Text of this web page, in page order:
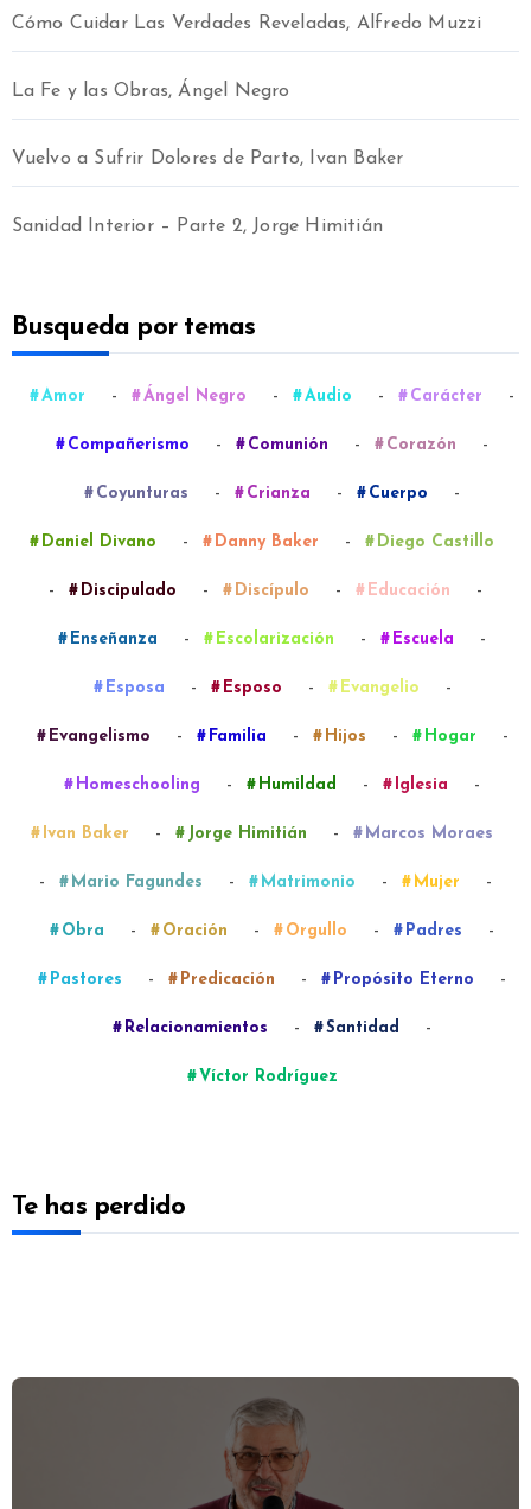
Cómo Cuidar Las Verdades Reveladas, Alfredo Muzzi
La Fe y las Obras, Ángel Negro
Vuelvo a Sufrir Dolores de Parto, Ivan Baker
Sanidad Interior – Parte 2, Jorge Himitián
Busqueda por temas
Amor - Ángel Negro - Audio - Carácter -
Compañerismo - Comunión - Corazón -
Coyunturas - Crianza - Cuerpo -
Daniel Divano - Danny Baker - Diego Castillo
- Discipulado - Discípulo - Educación -
Enseñanza - Escolarización - Escuela -
Esposa - Esposo - Evangelio -
Evangelismo - Familia - Hijos - Hogar -
Homeschooling - Humildad - Iglesia -
Ivan Baker - Jorge Himitián - Marcos Moraes
- Mario Fagundes - Matrimonio - Mujer -
Obra - Oración - Orgullo - Padres -
Pastores - Predicación - Propósito Eterno -
Relacionamientos - Santidad -
Víctor Rodríguez
Te has perdido